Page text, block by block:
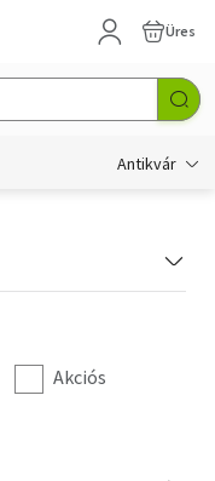
Üres
Antikvár
Akciós